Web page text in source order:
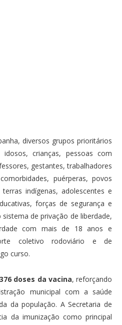
diversos grupos prioritários
crianças, pessoas com
gestantes, trabalhadores
puérperas, povos
indígenas, adolescentes e
forças de segurança e
de privação de liberdade,
com mais de 18 anos e
coletivo rodoviário e de
curso.
doses da vacina, reforçando
municipal com a saúde
da população. A Secretaria de
da imunização como principal